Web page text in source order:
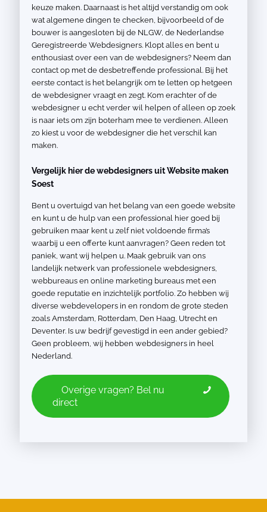
keuze maken. Daarnaast is het altijd verstandig om ook
wat algemene dingen te checken, bijvoorbeeld of de
bouwer is aangesloten bij de NLGW, de Nederlandse
Geregistreerde Webdesigners. Klopt alles en bent u
enthousiast over een van de webdesigners? Neem dan
contact op met de desbetreffende professional. Bij het
eerste contact is het belangrijk om te letten op hetgeen
de webdesigner vraagt en zegt. Kom erachter of de
webdesigner u echt verder wil helpen of alleen op zoek
is naar iets om zijn boterham mee te verdienen. Alleen
zo kiest u voor de webdesigner die het verschil kan
maken.
Vergelijk hier de webdesigners uit Website maken
Soest
Bent u overtuigd van het belang van een goede website
en kunt u de hulp van een professional hier goed bij
gebruiken maar kent u zelf niet voldoende firma’s
waarbij u een offerte kunt aanvragen? Geen reden tot
paniek, want wij helpen u. Maak gebruik van ons
landelijk netwerk van professionele webdesigners,
webbureaus en online marketing bureaus met een
goede reputatie en inzichtelijk portfolio. Zo hebben wij
diverse webdevelopers in en rondom de grote steden
zoals Amsterdam, Rotterdam, Den Haag, Utrecht en
Deventer. Is uw bedrijf gevestigd in een ander gebied?
Geen probleem, wij hebben webdesigners in heel
Nederland.
Overige vragen? Bel nu
direct